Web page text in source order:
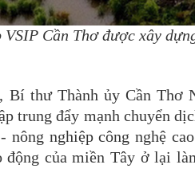
Cần Thơ được xây
thư Thành ủy Cần Thơ
trung đẩy mạnh chuyển
nghiệp công nghệ
động của miền Tây ở lại